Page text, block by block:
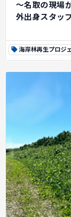
～名取の現場
外出身スタッ
海岸林再生プロジ